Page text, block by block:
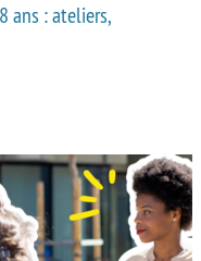
ans : ateliers,